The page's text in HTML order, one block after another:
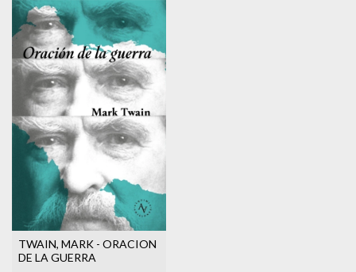
TWAIN, MARK - ORACION
DE LA GUERRA